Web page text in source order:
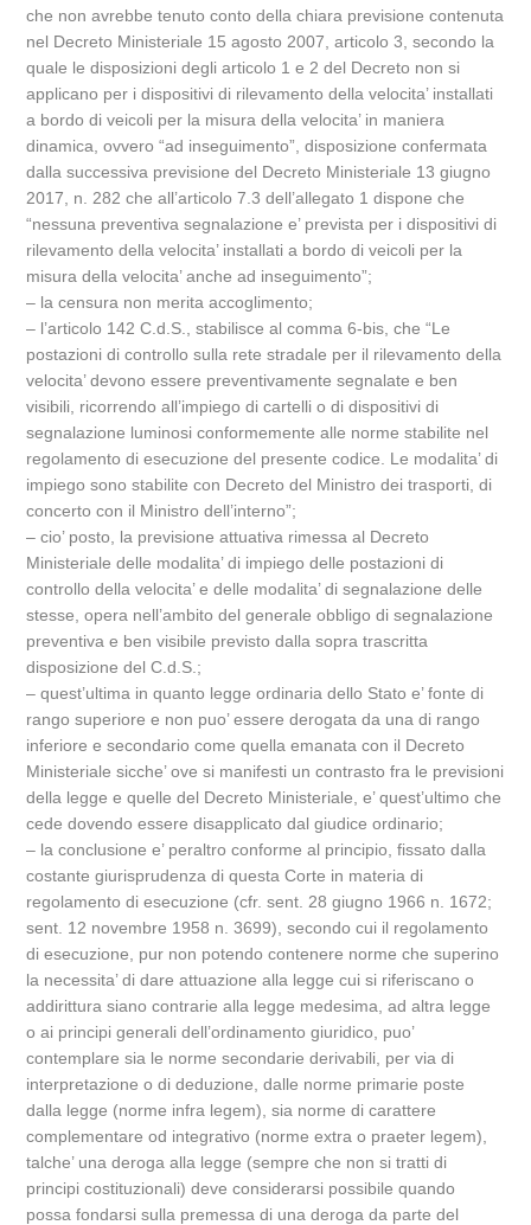
che non avrebbe tenuto conto della chiara previsione contenuta
nel Decreto Ministeriale 15 agosto 2007, articolo 3, secondo la
quale le disposizioni degli articolo 1 e 2 del Decreto non si
applicano per i dispositivi di rilevamento della velocita’ installati
a bordo di veicoli per la misura della velocita’ in maniera
dinamica, ovvero “ad inseguimento”, disposizione confermata
dalla successiva previsione del Decreto Ministeriale 13 giugno
2017, n. 282 che all’articolo 7.3 dell’allegato 1 dispone che
“nessuna preventiva segnalazione e’ prevista per i dispositivi di
rilevamento della velocita’ installati a bordo di veicoli per la
misura della velocita’ anche ad inseguimento”;
– la censura non merita accoglimento;
– l’articolo 142 C.d.S., stabilisce al comma 6-bis, che “Le
postazioni di controllo sulla rete stradale per il rilevamento della
velocita’ devono essere preventivamente segnalate e ben
visibili, ricorrendo all’impiego di cartelli o di dispositivi di
segnalazione luminosi conformemente alle norme stabilite nel
regolamento di esecuzione del presente codice. Le modalita’ di
impiego sono stabilite con Decreto del Ministro dei trasporti, di
concerto con il Ministro dell’interno”;
– cio’ posto, la previsione attuativa rimessa al Decreto
Ministeriale delle modalita’ di impiego delle postazioni di
controllo della velocita’ e delle modalita’ di segnalazione delle
stesse, opera nell’ambito del generale obbligo di segnalazione
preventiva e ben visibile previsto dalla sopra trascritta
disposizione del C.d.S.;
– quest’ultima in quanto legge ordinaria dello Stato e’ fonte di
rango superiore e non puo’ essere derogata da una di rango
inferiore e secondario come quella emanata con il Decreto
Ministeriale sicche’ ove si manifesti un contrasto fra le previsioni
della legge e quelle del Decreto Ministeriale, e’ quest’ultimo che
cede dovendo essere disapplicato dal giudice ordinario;
– la conclusione e’ peraltro conforme al principio, fissato dalla
costante giurisprudenza di questa Corte in materia di
regolamento di esecuzione (cfr. sent. 28 giugno 1966 n. 1672;
sent. 12 novembre 1958 n. 3699), secondo cui il regolamento
di esecuzione, pur non potendo contenere norme che superino
la necessita’ di dare attuazione alla legge cui si riferiscano o
addirittura siano contrarie alla legge medesima, ad altra legge
o ai principi generali dell’ordinamento giuridico, puo’
contemplare sia le norme secondarie derivabili, per via di
interpretazione o di deduzione, dalle norme primarie poste
dalla legge (norme infra legem), sia norme di carattere
complementare od integrativo (norme extra o praeter legem),
talche’ una deroga alla legge (sempre che non si tratti di
principi costituzionali) deve considerarsi possibile quando
possa fondarsi sulla premessa di una deroga da parte del